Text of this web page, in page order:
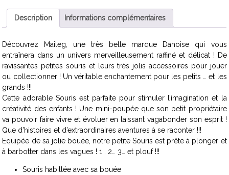
Description Informations complémentaires
Découvrez Maileg, une très belle marque Danoise qui vous
entraînera dans un univers merveilleusement raffiné et délicat ! De
ravissantes petites souris et leurs très jolis accessoires pour jouer
ou collectionner ! Un véritable enchantement pour les petits … et les
grands !!!
Cette adorable Souris est parfaite pour stimuler l’imagination et la
créativité des enfants ! Une mini-poupée que son petit propriétaire
va pouvoir faire vivre et évoluer en laissant vagabonder son esprit !
Que d’histoires et d’extraordinaires aventures à se raconter !!!
Equipée de sa jolie bouée, notre petite Souris est prête à plonger et
à barbotter dans les vagues ! 1… 2… 3… et plouf !!!
Souris habillée avec sa bouée